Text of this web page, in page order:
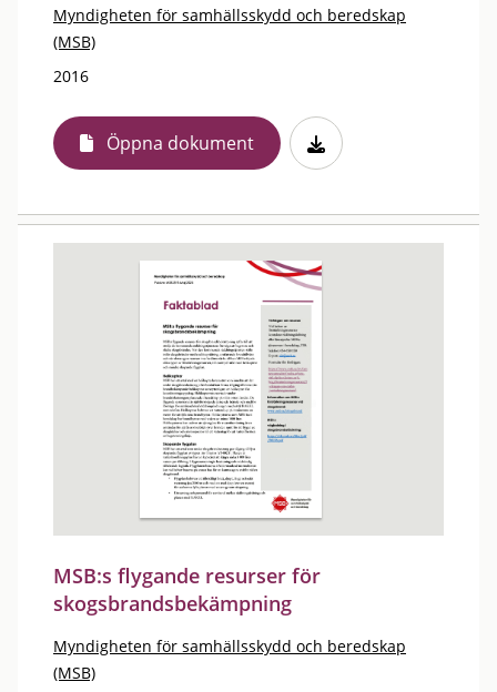
Myndigheten för samhällsskydd och beredskap
(MSB)
2016
Öppna dokument
MSB:s flygande resurser för
skogsbrandsbekämpning
Myndigheten för samhällsskydd och beredskap
(MSB)